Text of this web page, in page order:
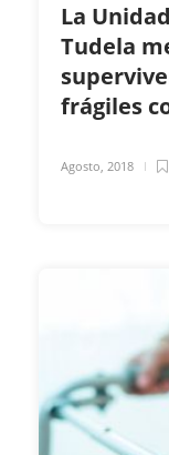
La
Tudela
frágiles
Agosto, 2018